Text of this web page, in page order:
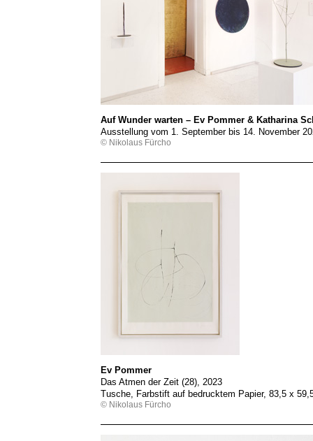
Auf Wunder warten – Ev Pommer & Katharina
Ausstellung vom 1. September bis 14. November
© Nikolaus Fürcho
Ev Pommer
Das Atmen der Zeit (28), 2023
Tusche, Farbstift auf bedrucktem Papier, 83,5 x
© Nikolaus Fürcho